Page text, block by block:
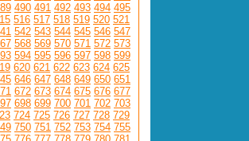
490 491 492 493 494 495
516 517 518 519 520 521
542 543 544 545 546 547
568 569 570 571 572 573
594 595 596 597 598 599
620 621 622 623 624 625
646 647 648 649 650 651
672 673 674 675 676 677
698 699 700 701 702 703
724 725 726 727 728 729
750 751 752 753 754 755